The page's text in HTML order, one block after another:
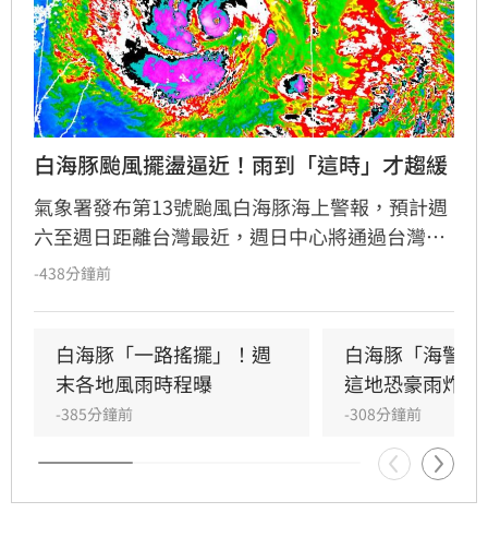
白海豚颱風擺盪逼近！雨到「這時」才趨緩
氣象署發布第13號颱風白海豚海上警報，預計週
六至週日距離台灣最近，週日中心將通過台灣北
方海面。受颱風外圍環流影響，北台灣與西半部
象署特別提醒，宜花東地區位於背風側，未來兩
天恐出現38度極端高溫，請留意焚風與熱傷害。
-438分鐘前
白海豚「一路搖擺」！週
末各地風雨時程曝
-385分鐘前
白海豚「海警
這地恐豪雨炸2
-308分鐘前